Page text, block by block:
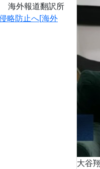
海外報道翻訳所
略防止へ[海外
大谷